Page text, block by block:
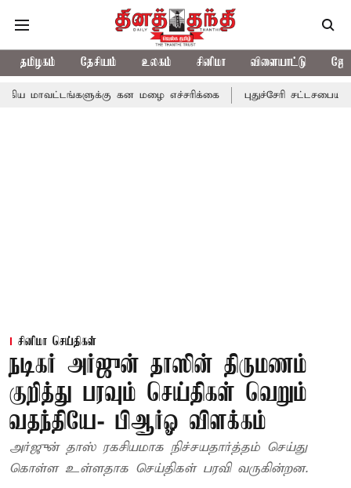
தமிழகம் தேசியம் உலகம் சினிமா விளையாட்டு
கன மழை எச்சரிக்கை புதுச்சேரி சட்டசபையில் வரும்
சினிமா செய்திகள்
நடிகர் அர்ஜுன் தாஸின் திருமணம்
குறித்து பரவும் செய்திகள் வெறும்
வதந்தியே- பிஆர்ஓ விளக்கம்
அர்ஜுன் தாஸ் ரகசியமாக நிச்சயதார்த்தம் செய்து
கொள்ள உள்ளதாக செய்திகள் பரவி வருகின்றன.